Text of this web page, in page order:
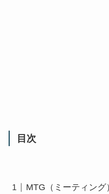
目次
MTG（ミーティン